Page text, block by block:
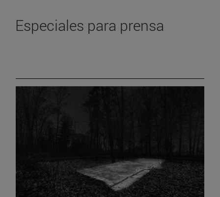
Especiales para prensa